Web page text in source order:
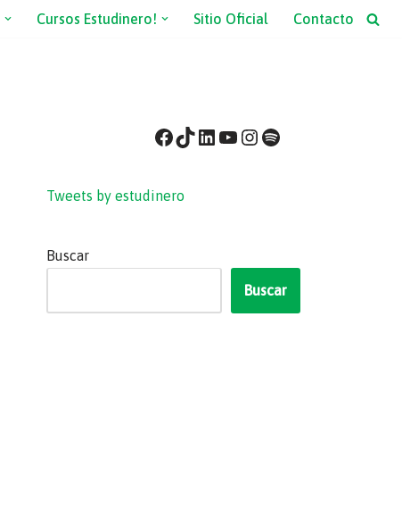
Cursos Estudinero! Sitio Oficial Contacto
Tweets by estudinero
Buscar
Buscar